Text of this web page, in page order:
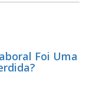
Foi Uma